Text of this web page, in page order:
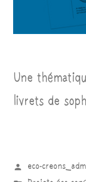
Une
livrets de
eco-